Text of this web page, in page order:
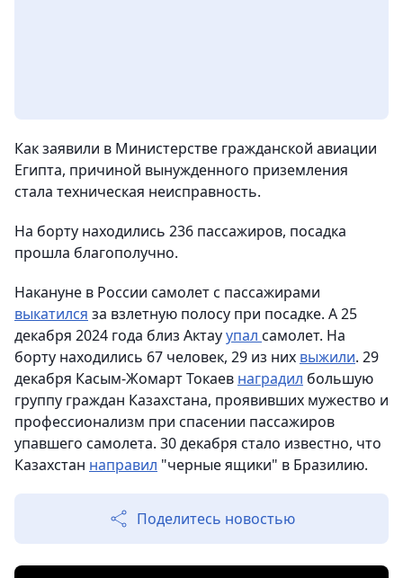
Как заявили в Министерстве гражданской авиации
Египта, причиной вынужденного приземления
стала техническая неисправность.
На борту находились 236 пассажиров, посадка
прошла благополучно.
Накануне в России самолет с пассажирами
выкатился за взлетную полосу при посадке. А 25
декабря 2024 года близ Актауупал самолет. На
борту находились 67 человек, 29 из них выжили. 29
декабря Касым-Жомарт Токаев наградил большую
группу граждан Казахстана, проявивших мужество и
профессионализм при спасении пассажиров
упавшего самолета. 30 декабря стало известно, что
Казахстан направил "черные ящики" в Бразилию.
Поделитесь новостью